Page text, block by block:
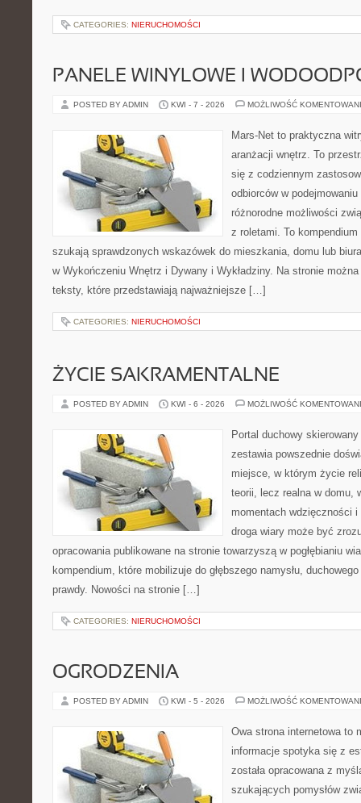
CATEGORIES: NIERUCHOMOŚCI
PANELE WINYLOWE I
POSTED BY ADMIN KWI - 7 - 2026 MOŻLIWOŚĆ
Mars-Net to praktyczna
aranżacji wnętrz. To
się z codziennym
odbiorców w
różnorodne możliwości
z roletami. To
szukają sprawdzonych wskazówek do mieszkania, domu lub
w Wykończeniu Wnętrz i Dywany i Wykładziny. Na stronie
teksty, które przedstawiają najważniejsze […]
CATEGORIES: NIERUCHOMOŚCI
ŻYCIE SAKRAMENTALNE
POSTED BY ADMIN KWI - 6 - 2026 MOŻLIWOŚĆ
Portal duchowy
zestawia powszednie
miejsce, w którym życie
teorii, lecz realna w domu,
momentach wdzięczności
droga wiary może być
opracowania publikowane na stronie towarzyszą w pogłębianiu
kompendium, które mobilizuje do głębszego namysłu,
prawdy. Nowości na stronie […]
CATEGORIES: NIERUCHOMOŚCI
OGRODZENIA
POSTED BY ADMIN KWI - 5 - 2026 MOŻLIWOŚĆ
Owa strona internetowa to
informacje spotyka się z
została opracowana z
szukających pomysłów